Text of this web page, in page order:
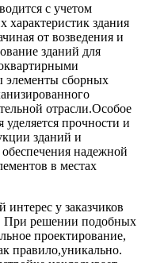
с учетом
характеристик здания
от возведения и
зданий для
элементы сборных
отрасли.Особое
прочности и
зданий и
надежной
в местах
у заказчиков
При решении подобных
проектирование,
правило,уникально.